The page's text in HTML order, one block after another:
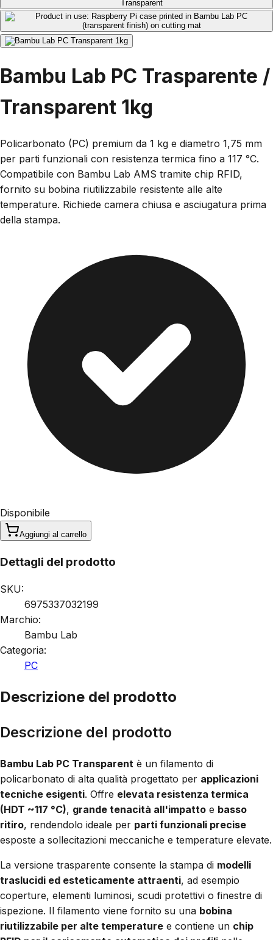
Bambu Lab PC Trasparente /
Transparent 1kg
Policarbonato (PC) premium da 1 kg e diametro 1,75 mm
per parti funzionali con resistenza termica fino a 117 °C.
Compatibile con Bambu Lab AMS tramite chip RFID,
fornito su bobina riutilizzabile resistente alle alte
temperature. Richiede camera chiusa e asciugatura prima
della stampa.
Disponibile
Aggiungi al carrello
Dettagli del prodotto
SKU:
6975337032199
Marchio:
Bambu Lab
Categoria:
PC
Descrizione del prodotto
Descrizione del prodotto
Bambu Lab PC Transparent è un filamento di
policarbonato di alta qualità progettato per applicazioni
tecniche esigenti. Offre elevata resistenza termica
(HDT ~117 °C), grande tenacità all'impatto e basso
ritiro, rendendolo ideale per parti funzionali precise
esposte a sollecitazioni meccaniche e temperature elevate.
La versione trasparente consente la stampa di modelli
traslucidi ed esteticamente attraenti, ad esempio
coperture, elementi luminosi, scudi protettivi o finestre di
ispezione. Il filamento viene fornito su una bobina
riutilizzabile per alte temperature e contiene un chip